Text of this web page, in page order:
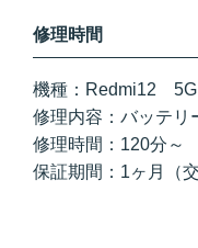
修理時間
機種：Redmi12 5G
修理内容：バッテリ
修理時間：120分～
保証期間：1ヶ月（